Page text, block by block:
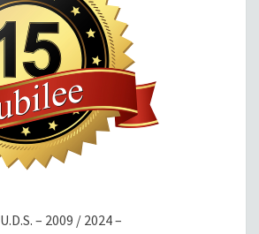
U.D.S. – 2009 / 2024 –